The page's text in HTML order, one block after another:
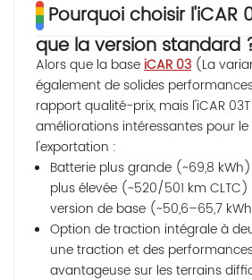
Pourquoi choisir l'iCAR
que la version standard
Alors que la baseiCAR 03 (La
également de solides
rapport qualité-prix, mais l'iCAR
améliorations intéressantes pour
l'exportation :
Batterie plus grande (~69,8
plus élevée (~520/501 km
version de base (~50,6–65,7
Option de traction intégrale à
une traction et des
avantageuse sur les terrains